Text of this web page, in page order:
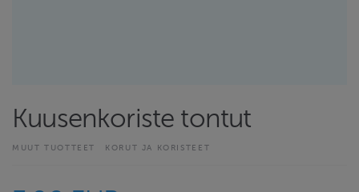
Kuusenkoriste tontut
MUUT TUOTTEET KORUT JA KORISTEET